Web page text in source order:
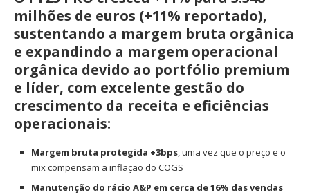
milhões de euros (+11% reportado),
sustentando a margem bruta orgânica
e expandindo a margem operacional
orgânica devido ao portfólio premium
e líder, com excelente gestão do
crescimento da receita e eficiências
operacionais:
Margem bruta protegida +3bps, uma vez que o preço e o
mix compensam a inflação do COGS
Manutenção do rácio A&P em cerca de 16% das vendas